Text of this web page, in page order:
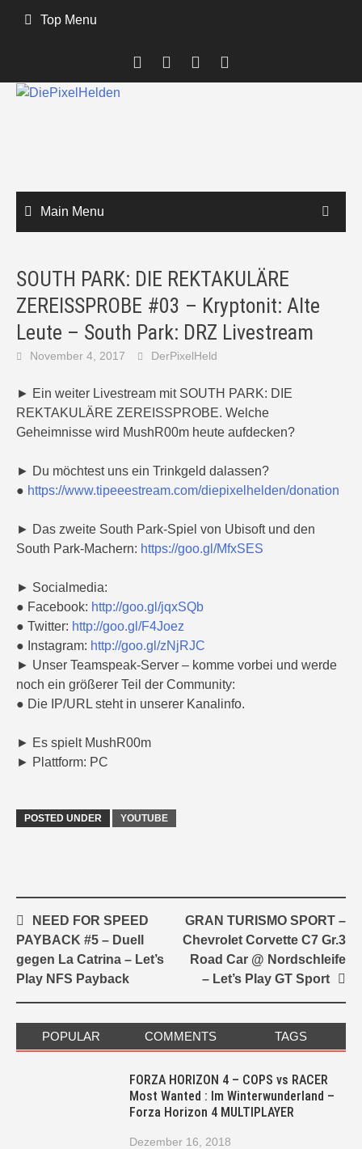
Top Menu
Main Menu
SOUTH PARK: DIE REKTAKULÄRE
ZEREISSPROBE #03 – Kryptonit: Alte
Leute – South Park: DRZ Livestream
November 4, 2017 DerPixelHeld
► Ein weiter Livestream mit SOUTH PARK: DIE
REKTAKULÄRE ZEREISSPROBE. Welche
Geheimnisse wird MushR00m heute aufdecken?
► Du möchtest uns ein Trinkgeld dalassen?
● https://www.tipeeestream.com/diepixelhelden/donation
► Das zweite South Park-Spiel von Ubisoft und den
South Park-Machern: https://goo.gl/MfxSES
► Socialmedia:
● Facebook: http://goo.gl/jqxSQb
● Twitter: http://goo.gl/F4Joez
● Instagram: http://goo.gl/zNjRJC
► Unser Teamspeak-Server – komme vorbei und werde
noch ein größerer Teil der Community:
● Die IP/URL steht in unserer Kanalinfo.
► Es spielt MushR00m
► Plattform: PC
POSTED UNDER YOUTUBE
Post
navigation
NEED FOR SPEED
PAYBACK #5 – Duell
gegen La Catrina – Let’s
Play NFS Payback
GRAN TURISMO SPORT –
Chevrolet Corvette C7 Gr.3
Road Car @ Nordschleife
– Let’s Play GT Sport
POPULAR COMMENTS TAGS
FORZA HORIZON 4 – COPS vs RACER
Most Wanted : Im Winterwunderland –
Forza Horizon 4 MULTIPLAYER
Dezember 16, 2018